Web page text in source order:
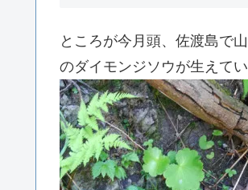
ところが今月頭、佐渡島で
のダイモンジソウが生えて